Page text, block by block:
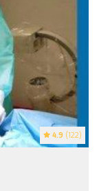
4.9 (122)